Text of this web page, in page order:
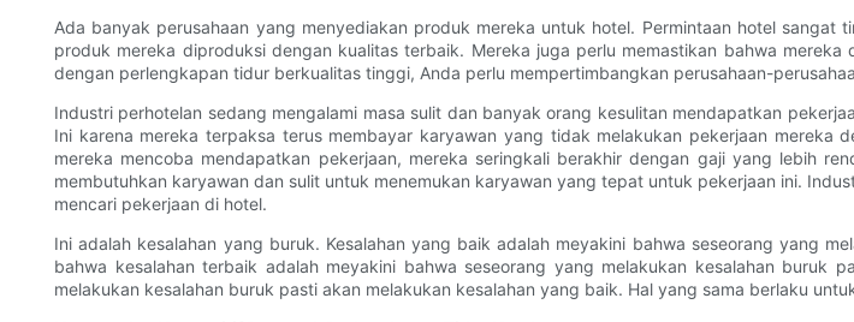
Ada banyak perusahaan yang menyediakan produk mereka untuk hotel. Permintaan hotel
produk mereka diproduksi dengan kualitas terbaik. Mereka juga perlu memastikan bahwa
dengan perlengkapan tidur berkualitas tinggi, Anda perlu mempertimbangkan perusahaan-
Industri perhotelan sedang mengalami masa sulit dan banyak orang kesulitan mendapatkan
Ini karena mereka terpaksa terus membayar karyawan yang tidak melakukan pekerjaan
mereka mencoba mendapatkan pekerjaan, mereka seringkali berakhir dengan gaji yang lebih
membutuhkan karyawan dan sulit untuk menemukan karyawan yang tepat untuk pekerjaan ini.
mencari pekerjaan di hotel.
Ini adalah kesalahan yang buruk. Kesalahan yang baik adalah meyakini bahwa seseorang yang
bahwa kesalahan terbaik adalah meyakini bahwa seseorang yang melakukan kesalahan buruk
melakukan kesalahan buruk pasti akan melakukan kesalahan yang baik. Hal yang sama berlaku